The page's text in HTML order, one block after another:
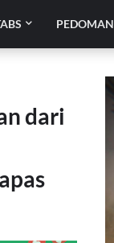
PEDOMAN
dari